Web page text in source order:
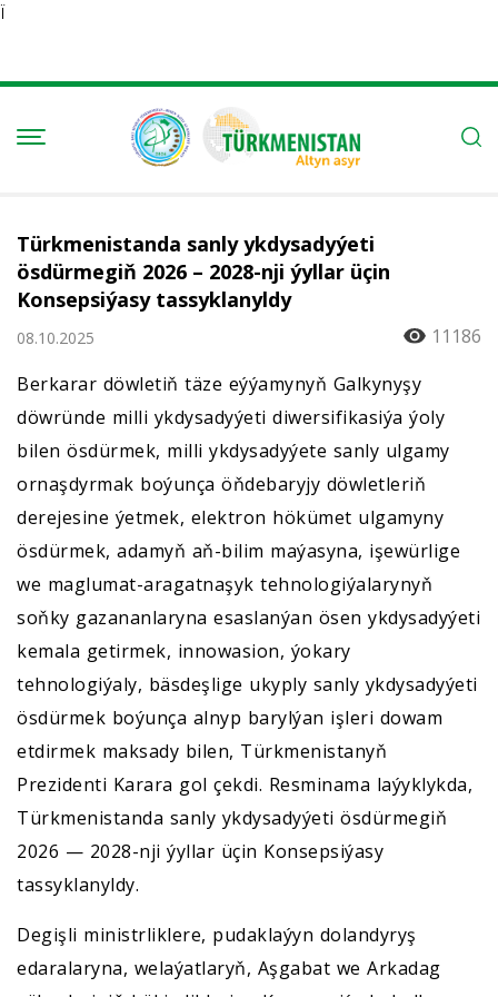
Ï
Türkmenistanda sanly ykdysadyýeti
ösdürmegiň 2026 – 2028-nji ýyllar üçin
Konsepsiýasy tassyklanyldy
08.10.2025
11186
Berkarar döwletiň täze eýýamynyň Galkynyşy
döwründe milli ykdysadyýeti diwersifikasiýa ýoly
bilen ösdürmek, milli ykdysadyýete sanly ulgamy
ornaşdyrmak boýunça öňdebaryjy döwletleriň
derejesine ýetmek, elektron hökümet ulgamyny
ösdürmek, adamyň aň-bilim maýasyna, işewürlige
we maglumat-aragatnaşyk tehnologiýalarynyň
soňky gazananlaryna esaslanýan ösen ykdysadyýeti
kemala getirmek, innowasion, ýokary
tehnologiýaly, bäsdeşlige ukyply sanly ykdysadyýeti
ösdürmek boýunça alnyp barylýan işleri dowam
etdirmek maksady bilen, Türkmenistanyň
Prezidenti Karara gol çekdi. Resminama laýyklykda,
Türkmenistanda sanly ykdysadyýeti ösdürmegiň
2026 — 2028-nji ýyllar üçin Konsepsiýasy
tassyklanyldy.
Degişli ministrliklere, pudaklaýyn dolandyryş
edaralaryna, welaýatlaryň, Aşgabat we Arkadag